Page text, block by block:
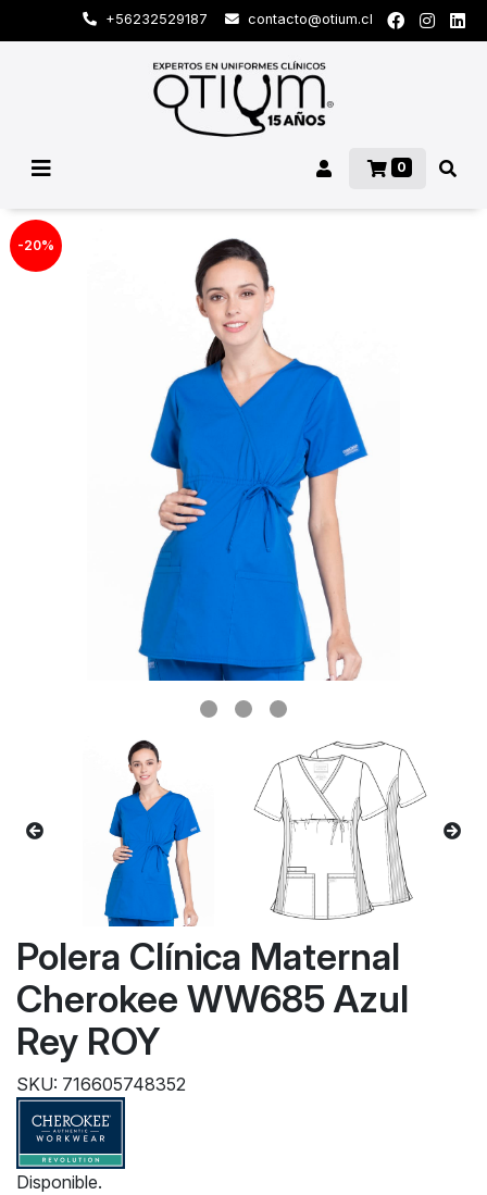
+56232529187 contacto@otium.cl
0
-20%
Polera Clínica Maternal
Cherokee WW685 Azul
Rey ROY
SKU: 716605748352
Disponible.